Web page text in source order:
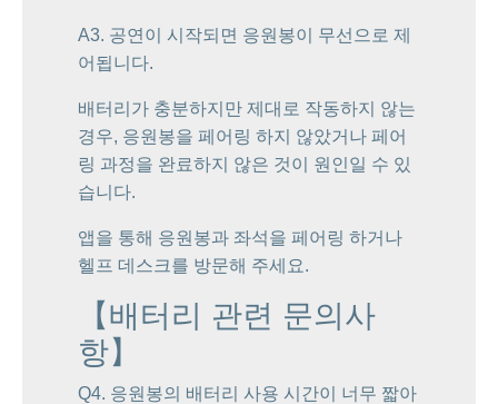
A3. 공연이 시작되면 응원봉이 무선으로 제
어됩니다.
배터리가 충분하지만 제대로 작동하지 않는
경우, 응원봉을 페어링 하지 않았거나 페어
링 과정을 완료하지 않은 것이 원인일 수 있
습니다.
앱을 통해 응원봉과 좌석을 페어링 하거나
헬프 데스크를 방문해 주세요.
【배터리 관련 문의사
항】
Q4. 응원봉의 배터리 사용 시간이 너무 짧아